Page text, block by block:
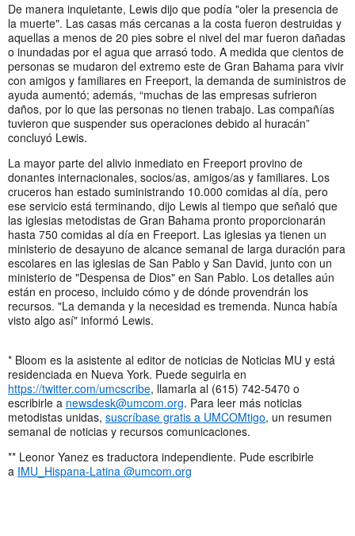
De manera inquietante, Lewis dijo que podía "oler la presencia de
la muerte". Las casas más cercanas a la costa fueron destruidas y
aquellas a menos de 20 pies sobre el nivel del mar fueron dañadas
o inundadas por el agua que arrasó todo. A medida que cientos de
personas se mudaron del extremo este de Gran Bahama para vivir
con amigos y familiares en Freeport, la demanda de suministros de
ayuda aumentó; además, “muchas de las empresas sufrieron
daños, por lo que las personas no tienen trabajo. Las compañías
tuvieron que suspender sus operaciones debido al huracán”
concluyó Lewis.
La mayor parte del alivio inmediato en Freeport provino de
donantes internacionales, socios/as, amigos/as y familiares. Los
cruceros han estado suministrando 10.000 comidas al día, pero
ese servicio está terminando, dijo Lewis al tiempo que señaló que
las iglesias metodistas de Gran Bahama pronto proporcionarán
hasta 750 comidas al día en Freeport. Las iglesias ya tienen un
ministerio de desayuno de alcance semanal de larga duración para
escolares en las iglesias de San Pablo y San David, junto con un
ministerio de "Despensa de Dios" en San Pablo. Los detalles aún
están en proceso, incluido cómo y de dónde provendrán los
recursos. "La demanda y la necesidad es tremenda. Nunca había
visto algo así" informó Lewis.
* Bloom es la asistente al editor de noticias de Noticias MU y está
residenciada en Nueva York. Puede seguirla en
https://twitter.com/umcscribe, llamarla al (615) 742-5470 o
escribirle a newsdesk@umcom.org. Para leer más noticias
metodistas unidas, suscríbase gratis a UMCOMtigo, un resumen
semanal de noticias y recursos comunicaciones.
** Leonor Yanez es traductora independiente. Pude escribirle
a IMU_Hispana-Latina @umcom.org